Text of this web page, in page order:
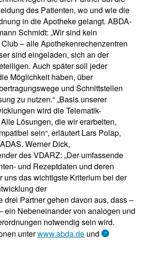
des Patienten, wo und wie die
in die Apotheke gelangt. ABDA-
Schmidt: „Wir sind kein
– alle Apothekenrechenzentren
sind eingeladen, sich an der
Auch später soll jeder
Möglichkeit haben, über
und Schnittstellen
zu nutzen.“ „Basis unserer
wird die Telematik-
Lösungen, die wir erarbeiten,
sein“, erläutert Lars Polap,
Werner Dick,
des VDARZ: „Der umfassende
und Rezeptdaten und deren
uns das wichtigste Kriterium bei der
der
drei Partner gehen davon aus, dass –
ein Nebeneinander von analogen und
notwendig sein wird.
unterwww.abda.de und